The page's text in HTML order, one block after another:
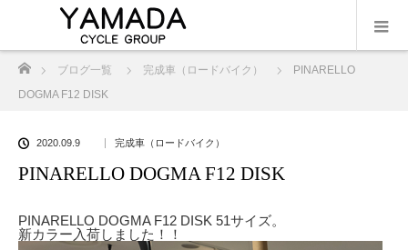
ブログ一覧 完成車（ロードバイク）
PINARELLO
DOGMA F12 DISK
2020.09.9 完成車（ロードバイク）
PINARELLO DOGMA F12 DISK
PINARELLO DOGMA F12 DISK 51サイズ。
新カラー入荷しました！！